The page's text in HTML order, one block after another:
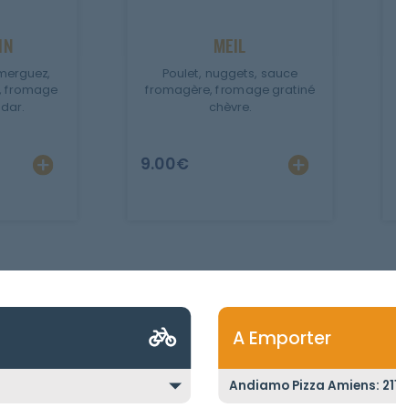
fromage
MEIL
Poulet, nuggets, sauce
fromagère, fromage gratiné
chèvre.
9.00€
A Emporter